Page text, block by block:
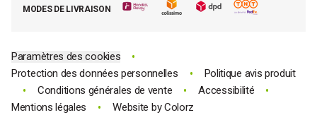
MODES DE LIVRAISON
Paramètres des cookies •
Protection des données personnelles • Politique avis produit
• Conditions générales de vente • Accessibilité •
Mentions légales • Website byColorz